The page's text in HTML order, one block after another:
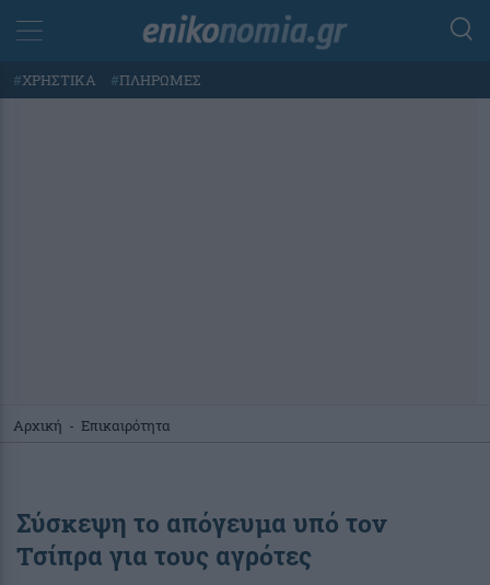
#ΧΡΗΣΤΙΚΑ #ΠΛΗΡΩΜΕΣ
Αρχική - Επικαιρότητα
Σύσκεψη το απόγευμα υπό τον
Τσίπρα για τους αγρότες